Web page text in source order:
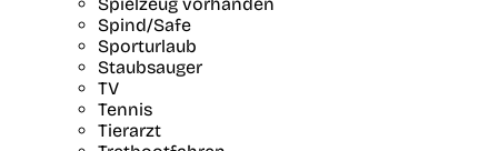
Spielzeug vorhanden
Spind/Safe
Sporturlaub
Staubsauger
TV
Tennis
Tierarzt